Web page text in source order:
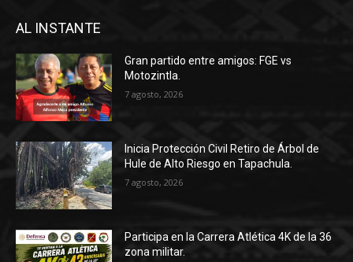
AL INSTANTE
Gran partido entre amigos: FGE vs
Motozintla.
7 agosto, 2026
Inicia Protección Civil Retiro de Árbol de
Hule de Alto Riesgo en Tapachula.
7 agosto, 2026
Participa en la Carrera Atlética 4K de la 36
zona militar.